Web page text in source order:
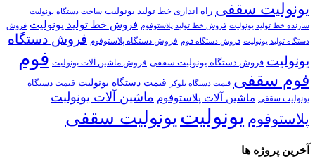
یونولیت سقفی راه اندازی خط تولید یونولیت ساخت دستگاه یونولیت
سازنده خط تولید یونولیت فروش خط تولید پلاستوفوم فروش خط تولید یونولیت فروش
دستگاه تولید یونولیت فروش دستگاه فوم فروش دستگاه پلاستوفوم فروش دستگاه
یونولیت فروش دستگاه یونولیت سقفی فروش ماشین آلات یونولیت فوم
فوم سقفی قیمت دستگاه بلوکر قیمت دستگاه یونولیت قیمت دستگاه
یونولیت سقفی ماشین آلات پلاستوفوم ماشین آلات یونولیت
پلاستوفوم یونولیت یونولیت سقفی
آخرین پروژه ها